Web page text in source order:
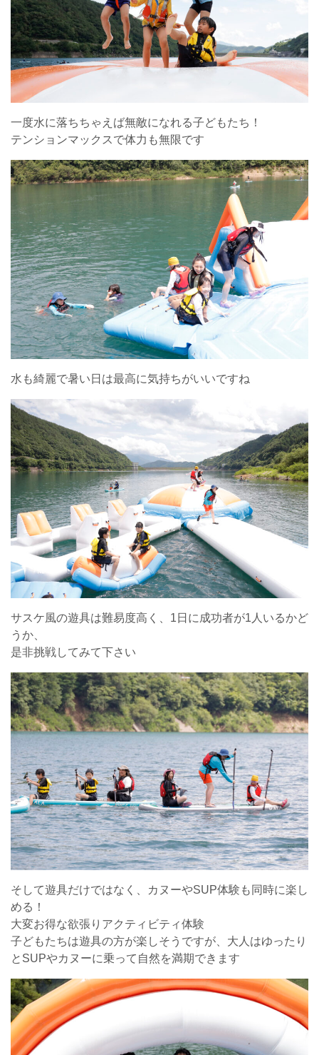
一度水に落ちちゃえば無敵になれる子どもたち！
テンションマックスで体力も無限です
水も綺麗で暑い日は最高に気持ちがいいですね
サスケ風の遊具は難易度高く、1日に成功者が1人いるかど
うか、
是非挑戦してみて下さい
そして遊具だけではなく、カヌーやSUP体験も同時に楽し
める！
大変お得な欲張りアクティビティ体験
子どもたちは遊具の方が楽しそうですが、大人はゆったり
とSUPやカヌーに乗って自然を満期できます